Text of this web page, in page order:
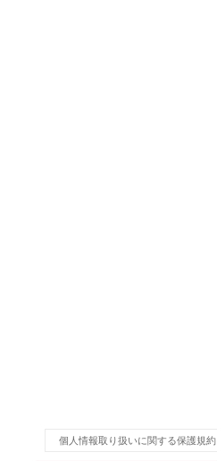
個人情報取り扱いに関する保護規約